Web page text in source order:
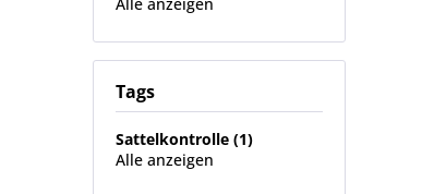
Tags
Sattelkontrolle (1)
Alle anzeigen